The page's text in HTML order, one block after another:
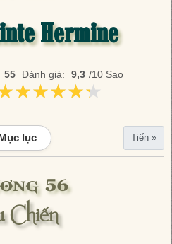
Hermine
55 Đánh giá: 9,3 /10 Sao
lục Tiến »
56
Chiến